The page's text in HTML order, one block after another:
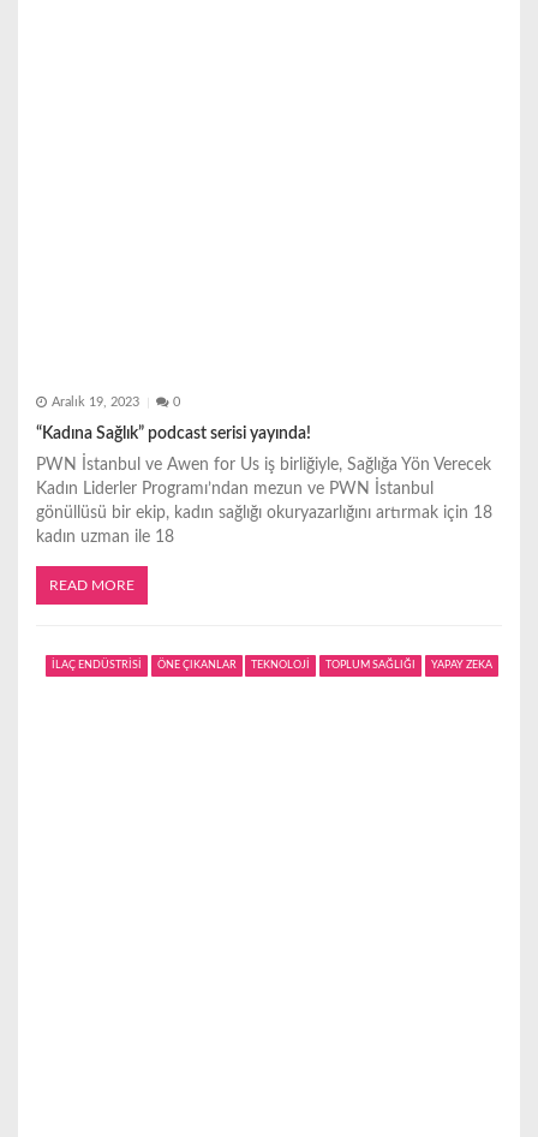
Aralık 19, 2023 0
“Kadına Sağlık” podcast serisi yayında!
PWN İstanbul ve Awen for Us iş birliğiyle, Sağlığa Yön Verecek
Kadın Liderler Programı’ndan mezun ve PWN İstanbul
gönüllüsü bir ekip, kadın sağlığı okuryazarlığını artırmak için 18
kadın uzman ile 18
READ MORE
İLAÇ ENDÜSTRİSİ ÖNE ÇIKANLAR TEKNOLOJİ TOPLUM SAĞLIĞI YAPAY ZEKA